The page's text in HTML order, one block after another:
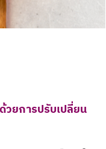
วยการปรับเปลี่ยน